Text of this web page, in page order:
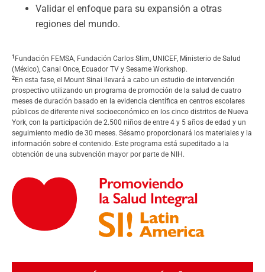
Validar el enfoque para su expansión a otras
regiones del mundo.
1 Fundación FEMSA, Fundación Carlos Slim, UNICEF, Ministerio de Salud
(México), Canal Once, Ecuador TV y Sesame Workshop.
2 En esta fase, el Mount Sinai llevará a cabo un estudio de intervención
prospectivo utilizando un programa de promoción de la salud de cuatro
meses de duración basado en la evidencia científica en centros escolares
públicos de diferente nivel socioeconómico en los cinco distritos de Nueva
York, con la participación de 2.500 niños de entre 4 y 5 años de edad y un
seguimiento medio de 30 meses. Sésamo proporcionará los materiales y la
información sobre el contenido. Este programa está supeditado a la
obtención de una subvención mayor por parte de NIH.